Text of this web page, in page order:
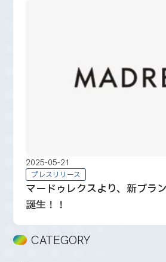
CATEGORY
2025-05-21
プレスリリース
マードゥレクスより、新ブラ
誕生！！